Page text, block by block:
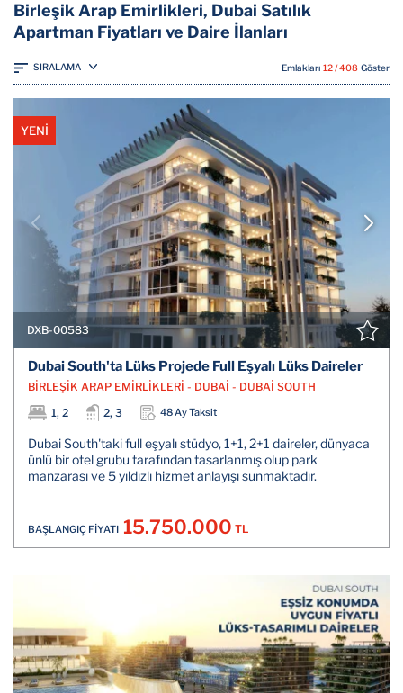
Birleşik Arap Emirlikleri, Dubai Satılık
Apartman Fiyatları ve Daire İlanları
SIRALAMA Emlakları 12 / 408 Göster
YENİ
DXB-00583
Dubai South'ta Lüks Projede Full Eşyalı Lüks Daireler
BİRLEŞİK ARAP EMİRLİKLERİ - DUBAİ - DUBAİ SOUTH
1, 2
2, 3 48 Ay Taksit
Dubai South'taki full eşyalı stüdyo, 1+1, 2+1 daireler, dünyaca
ünlü bir otel grubu tarafından tasarlanmış olup park
manzarası ve 5 yıldızlı hizmet anlayışı sunmaktadır.
BAŞLANGIÇ FİYATI 15.750.000 TL